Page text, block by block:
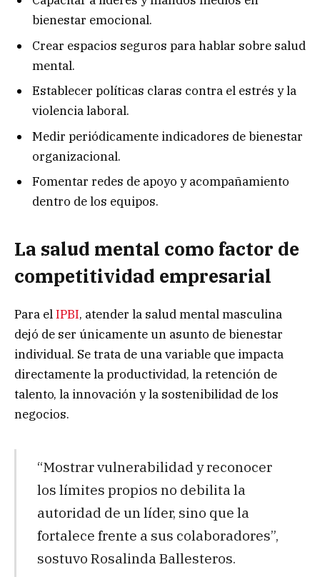
bienestar emocional.
Crear espacios seguros para hablar sobre salud
mental.
Establecer políticas claras contra el estrés y la
violencia laboral.
Medir periódicamente indicadores de bienestar
organizacional.
Fomentar redes de apoyo y acompañamiento
dentro de los equipos.
La salud mental como factor de
competitividad empresarial
Para elIPBI, atender la salud mental masculina
dejó de ser únicamente un asunto de bienestar
individual. Se trata de una variable que impacta
directamente la productividad, la retención de
talento, la innovación y la sostenibilidad de los
negocios.
“Mostrar vulnerabilidad y reconocer
los límites propios no debilita la
autoridad de un líder, sino que la
fortalece frente a sus colaboradores”,
sostuvo Rosalinda Ballesteros.